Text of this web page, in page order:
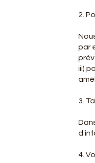
2.
par
iii)
3.
4.